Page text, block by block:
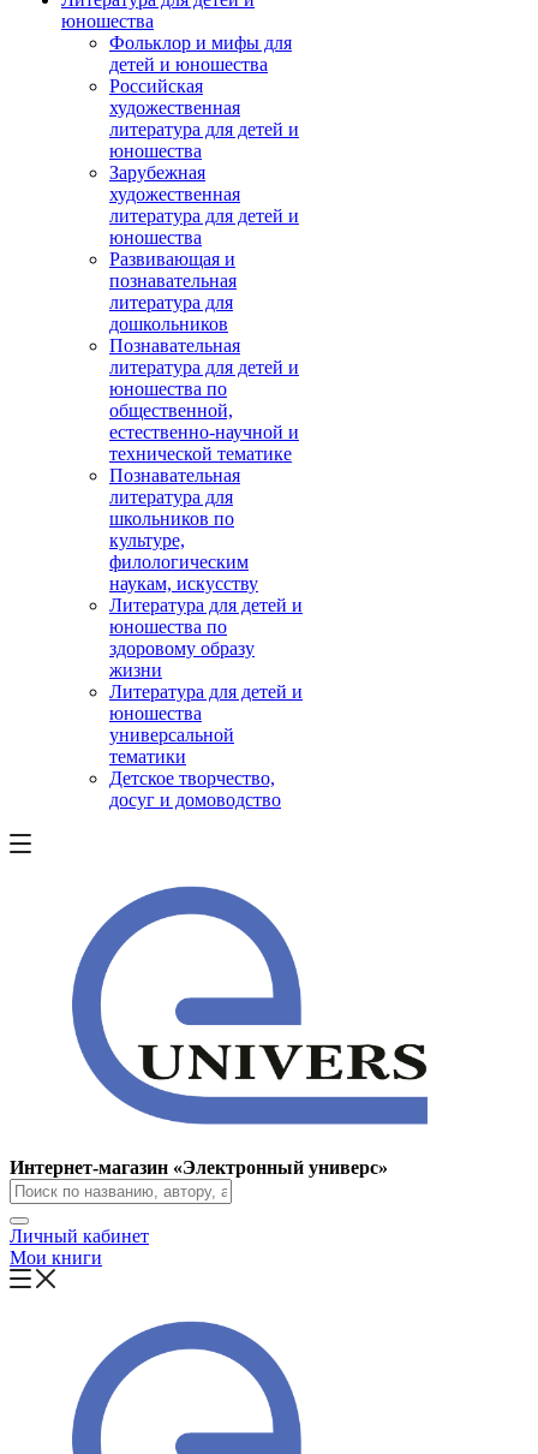
юношества
Фольклор и мифы для
детей и юношества
Российская
художественная
литература для детей и
юношества
Зарубежная
художественная
литература для детей и
юношества
Развивающая и
познавательная
литература для
дошкольников
Познавательная
литература для детей и
юношества по
общественной,
естественно-научной и
технической тематике
Познавательная
литература для
школьников по
культуре,
филологическим
наукам, искусству
Литература для детей и
юношества по
здоровому образу
жизни
Литература для детей и
юношества
универсальной
тематики
Детское творчество,
досуг и домоводство
Интернет-магазин «Электронный универс»
Личный кабинет
Мои книги